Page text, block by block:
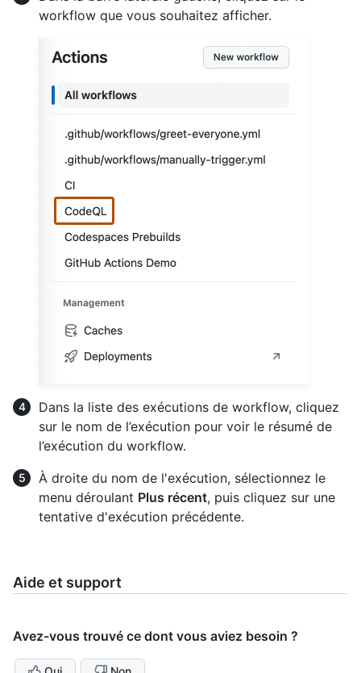
workflow que vous souhaitez afficher.
Dans la liste des exécutions de workflow, cliquez
sur le nom de l’exécution pour voir le résumé de
l’exécution du workflow.
À droite du nom de l'exécution, sélectionnez le
menu déroulant Plus récent, puis cliquez sur une
tentative d'exécution précédente.
Aide et support
Avez-vous trouvé ce dont vous aviez besoin ?